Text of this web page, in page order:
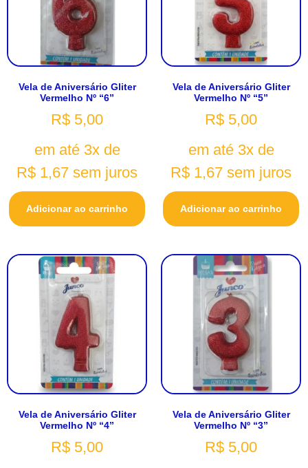
Vela de Aniversário Gliter
Vermelho Nº “6”
R$ 5,00
em até 3x de
R$ 1,67 sem juros
Adicionar ao carrinho
Vela de Aniversário Gliter
Vermelho Nº “5”
R$ 5,00
em até 3x de
R$ 1,67 sem juros
Adicionar ao carrinho
Vela de Aniversário Gliter
Vermelho Nº “4”
R$ 5,00
Vela de Aniversário Gliter
Vermelho Nº “3”
R$ 5,00